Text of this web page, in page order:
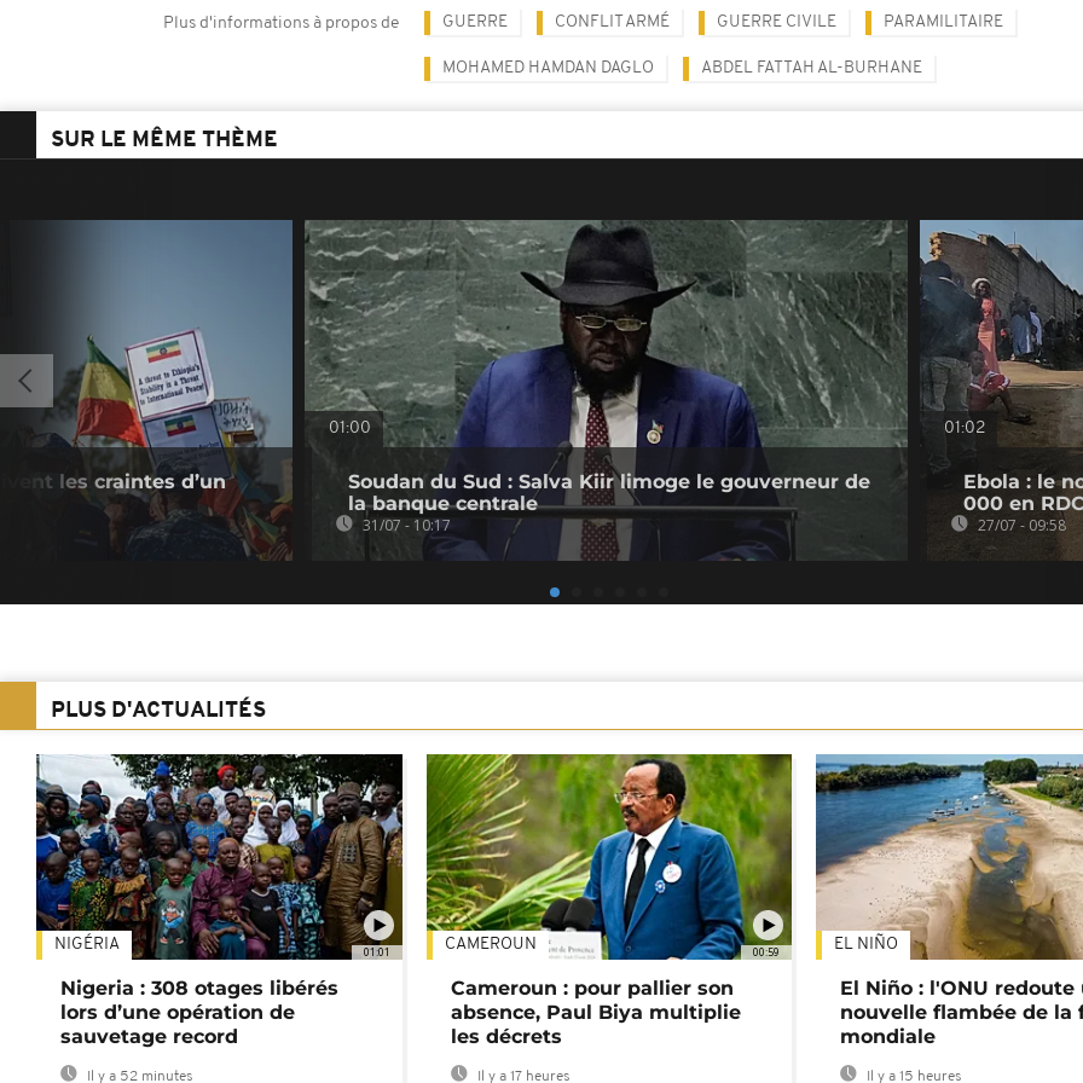
Plus d'informations à propos de GUERRE CONFLIT ARMÉ GUERRE CIVILE PARAMILITAIRE
MOHAMED HAMDAN DAGLO ABDEL FATTAH AL-BURHANE
SUR LE MÊME THÈME
les craintes d’un
01:00
Soudan du Sud : Salva Kiir limoge le gouverneur de
la banque centrale
31/07 - 10:17
01:02
Ebola : le
000 en RDC
27/07 - 09:58
PLUS D'ACTUALITÉS
01:01
NIGÉRIA
Nigeria : 308 otages libérés
lors d’une opération de
sauvetage record
Il y a 52 minutes
00:59
CAMEROUN
Cameroun : pour pallier son
absence, Paul Biya multiplie
les décrets
Il y a 17 heures
EL NIÑO
El Niño : l'ONU redoute
nouvelle flambée de la
mondiale
Il y a 15 heures